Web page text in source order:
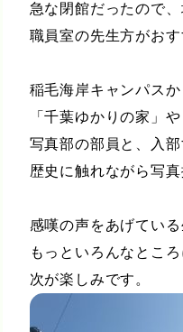
急な閉館だったので、
職員室の先生方がお
稲毛海岸キャンパス
「千葉ゆかりの家」
写真部の部員と、入
歴史に触れながら写
感嘆の声をあげている
もっといろんなとこ
次が楽しみです。